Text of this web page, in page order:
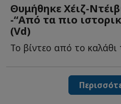
Θυμήθηκε Χέιζ-
-“Από τα πιο
(Vd)